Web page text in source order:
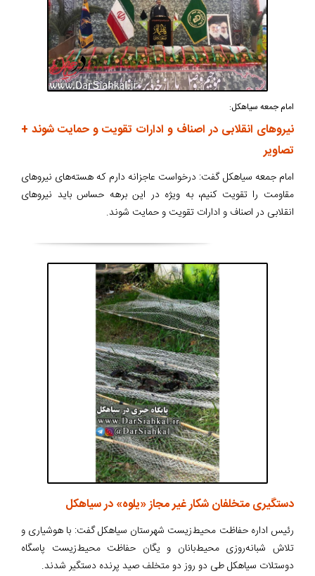
امام جمعه سیاهکل:
نیروهای انقلابی در اصناف و ادارات تقویت و حمایت شوند +
تصاویر
امام جمعه سیاهکل گفت: درخواست عاجزانه دارم که هسته‌های نیروهای
مقاومت را تقویت کنیم، به ویژه در این برهه حساس باید نیروهای
انقلابی در اصناف و ادارات تقویت و حمایت شوند.
دستگیری متخلفان شکار غیر مجاز «یلوه» در سیاهکل
رئیس اداره حفاظت محیط‌زیست شهرستان سیاهکل گفت: با هوشیاری و
تلاش شبانه‌روزی محیط‌بانان و یگان حفاظت محیط‌زیست پاسگاه
دوستلات سیاهکل طی دو روز دو متخلف صید پرنده دستگیر شدند.